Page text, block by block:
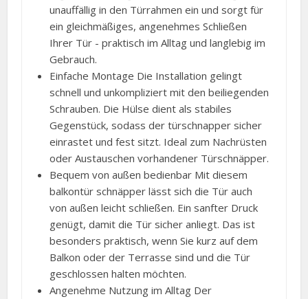
unauffällig in den Türrahmen ein und sorgt für
ein gleichmäßiges, angenehmes Schließen
Ihrer Tür - praktisch im Alltag und langlebig im
Gebrauch.
Einfache Montage Die Installation gelingt
schnell und unkompliziert mit den beiliegenden
Schrauben. Die Hülse dient als stabiles
Gegenstück, sodass der türschnapper sicher
einrastet und fest sitzt. Ideal zum Nachrüsten
oder Austauschen vorhandener Türschnäpper.
Bequem von außen bedienbar Mit diesem
balkontür schnäpper lässt sich die Tür auch
von außen leicht schließen. Ein sanfter Druck
genügt, damit die Tür sicher anliegt. Das ist
besonders praktisch, wenn Sie kurz auf dem
Balkon oder der Terrasse sind und die Tür
geschlossen halten möchten.
Angenehme Nutzung im Alltag Der